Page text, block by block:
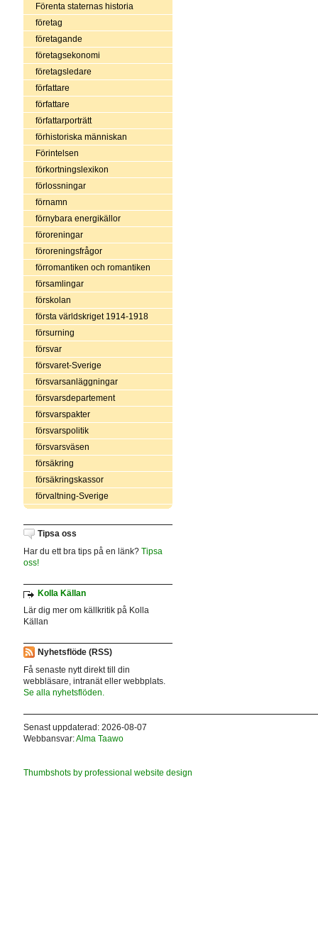
Förenta staternas historia
företag
företagande
företagsekonomi
företagsledare
författare
författare
författarporträtt
förhistoriska människan
Förintelsen
förkortningslexikon
förlossningar
förnamn
förnybara energikällor
föroreningar
föroreningsfrågor
förromantiken och romantiken
församlingar
förskolan
första världskriget 1914-1918
försurning
försvar
försvaret-Sverige
försvarsanläggningar
försvarsdepartement
försvarspakter
försvarspolitik
försvarsväsen
försäkring
försäkringskassor
förvaltning-Sverige
Tipsa oss
Har du ett bra tips på en länk? Tipsa
oss!
Kolla Källan
Lär dig mer om källkritik på Kolla
Källan
Nyhetsflöde (RSS)
Få senaste nytt direkt till din
webbläsare, intranät eller webbplats.
Se alla nyhetsflöden.
Senast uppdaterad: 2026-08-07
Webbansvar:Alma Taawo
Thumbshots by professional website design